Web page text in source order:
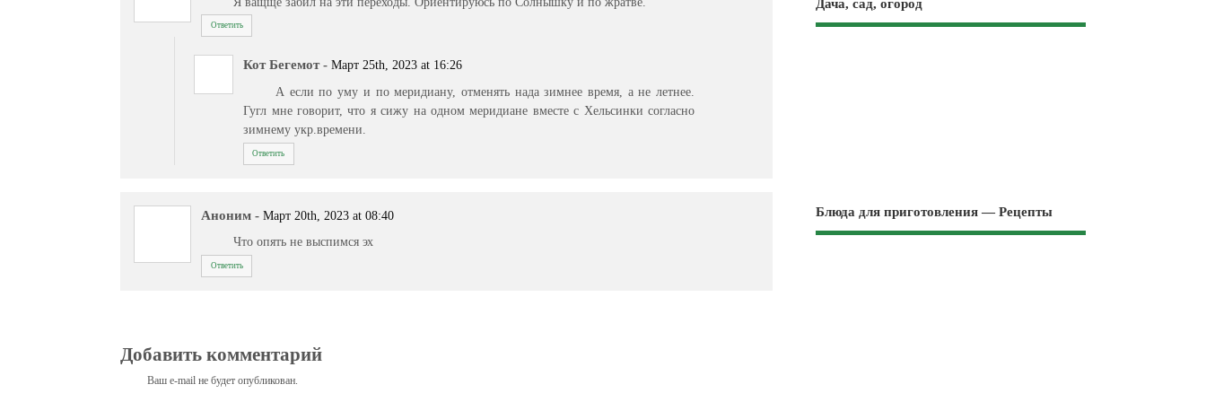
Ответить
Кот Бегемот - Март 25th, 2023 at 16:26
А если по уму и по меридиану, отменять нада зимнее время, а не летнее.
Гугл мне говорит, что я сижу на одном меридиане вместе с Хельсинки согласно
зимнему укр.времени.
Ответить
Аноним - Март 20th, 2023 at 08:40
Что опять не выспимся эх
Ответить
Добавить комментарий
Ваш e-mail не будет опубликован.
Дача, сад, огород
Блюда для приготовления — Рецепты